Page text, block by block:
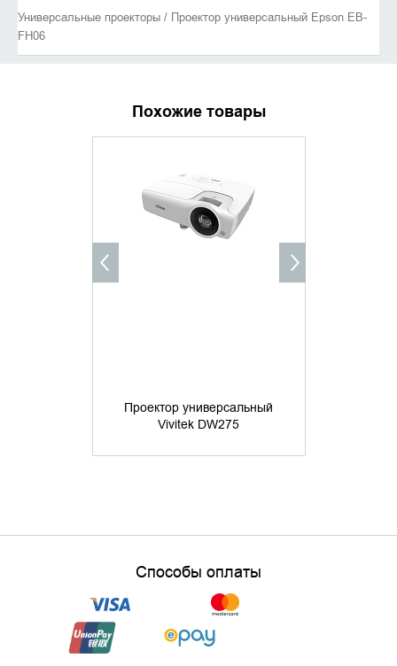
Универсальные проекторы / Проектор универсальный Epson EB-
FH06
Похожие товары
Проектор универсальный
Vivitek DW275
УТОЧНИТЬ НАЛИЧИЕ
Способы оплаты